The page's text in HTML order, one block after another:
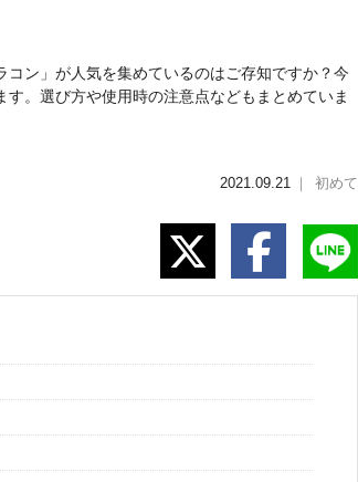
ン」が人気を集めているのはご存知ですか？今
。選び方や使用時の注意点などもまとめていま
2021.09.21 ｜ 初めて